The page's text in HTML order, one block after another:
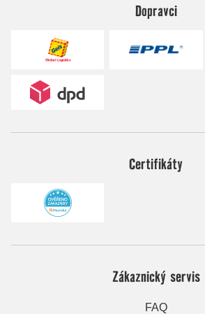
Dopravci
Certifikáty
Zákaznický servis
FAQ